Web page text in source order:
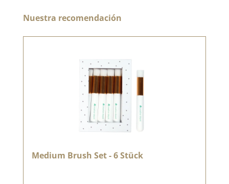
Omitir la galería de productos
Nuestra recomendación
Medium Brush Set - 6 Stück